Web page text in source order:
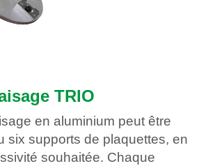
TRIO
en aluminium peut être
six supports de plaquettes, en
souhaitée. Chaque